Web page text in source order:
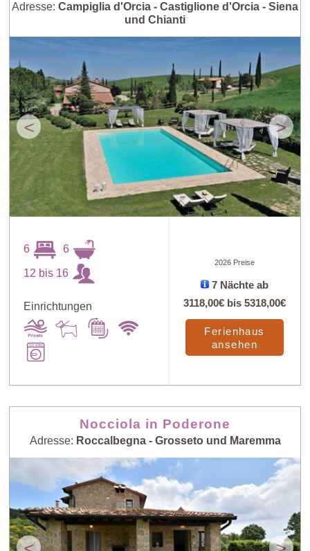
Adresse: Campiglia d'Orcia - Castiglione d'Orcia - Siena
und Chianti
< >
6 6
12 bis 16
Einrichtungen
2026 Preise
7 Nächte ab
3118,00€ bis5318,00€
Ferienhaus
ansehen
Nocciola in Poderone
Adresse: Roccalbegna - Grosseto und Maremma